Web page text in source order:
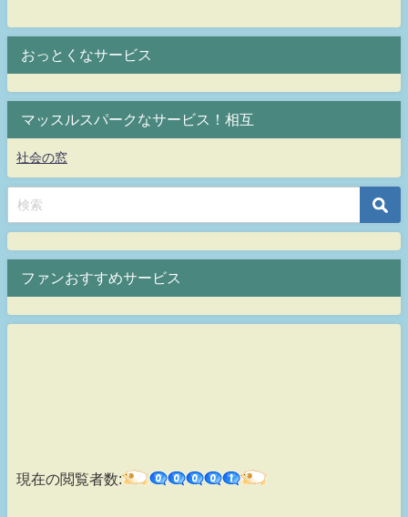
おっとくなサービス
マッスルスパークなサービス！相互
社会の窓
ファンおすすめサービス
現在の閲覧者数: